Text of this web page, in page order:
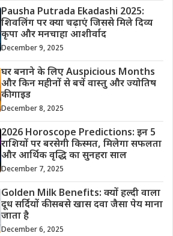
Pausha Putrada Ekadashi 2025:
शिवलिंग पर क्या चढ़ाएं जिससे मिले दिव्य
कृपा और मनचाहा आशीर्वाद
December 9, 2025
घर बनाने के लिए Auspicious Months
और किन महीनों से बचें वास्तु और ज्योतिष
की गाइड
December 8, 2025
2026 Horoscope Predictions: इन 5
राशियों पर बरसेगी किस्मत, मिलेगा सफलता
और आर्थिक वृद्धि का सुनहरा साल
December 7, 2025
Golden Milk Benefits: क्यों हल्दी वाला
दूध सर्दियों की सबसे खास दवा जैसा पेय माना
जाता है
December 6, 2025